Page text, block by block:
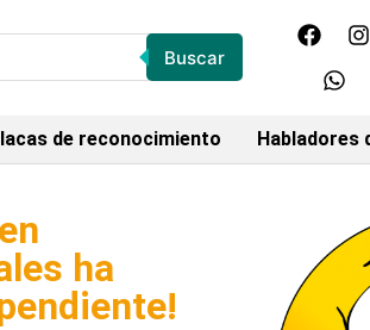
Buscar
de reconocimiento Habladores
ha